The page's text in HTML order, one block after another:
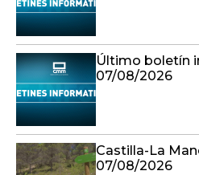
Último boletín
07/08/2026
Castilla-La
07/08/2026